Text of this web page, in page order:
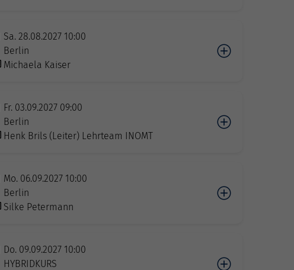
Sa. 28.08.2027 10:00
Berlin
Michaela Kaiser
Fr. 03.09.2027 09:00
Berlin
Henk Brils (Leiter) Lehrteam INOMT
Mo. 06.09.2027 10:00
Berlin
Silke Petermann
Do. 09.09.2027 10:00
HYBRIDKURS